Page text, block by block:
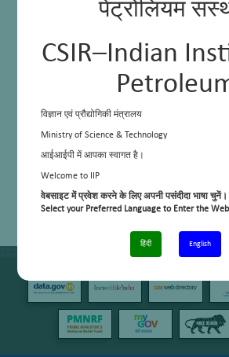
पेट्रोलियम
CSIR–Indian
विज्ञान एवं प्रौद्योगिकी मंत्रालय
Ministry of Science & Technology
आईआईपी में आपका स्वागत है।
Welcome to IIP
वेबसाइट में प्रवेश करने के लिए अपनी पसंदीदा भाषा चुनें।
Select your Preferred Language to Enter the
हिंदी English